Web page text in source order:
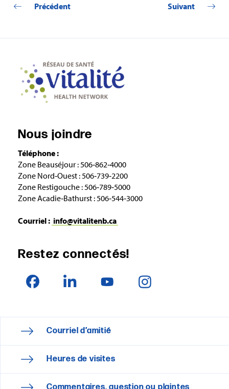
Précédent Suivant
Nous joindre
Téléphone :
Zone Beauséjour : 506‑862‑4000
Zone Nord‑Ouest : 506‑739‑2200
Zone Restigouche : 506‑789‑5000
Zone Acadie‑Bathurst : 506‑544‑3000
Courriel : info@vitalitenb.ca
Restez connectés!
Courriel d’amitié
Heures de visites
Commentaires, question ou plaintes